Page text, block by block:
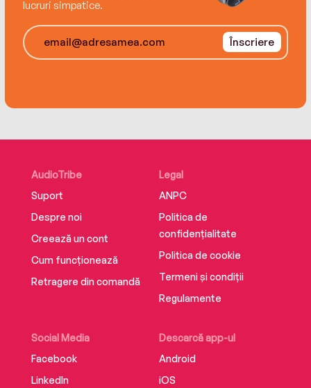
lucruri simpatice.
Înscriere
AudioTribe
Suport
Despre noi
Creează un cont
Cum funcționează
Retragere din comandă
Social Media
Facebook
LinkedIn
Descarcă app-ul
Android
iOS
Legal
ANPC
Politica de
confidențialitate
Politica de cookie
Termeni și condiții
Regulamente